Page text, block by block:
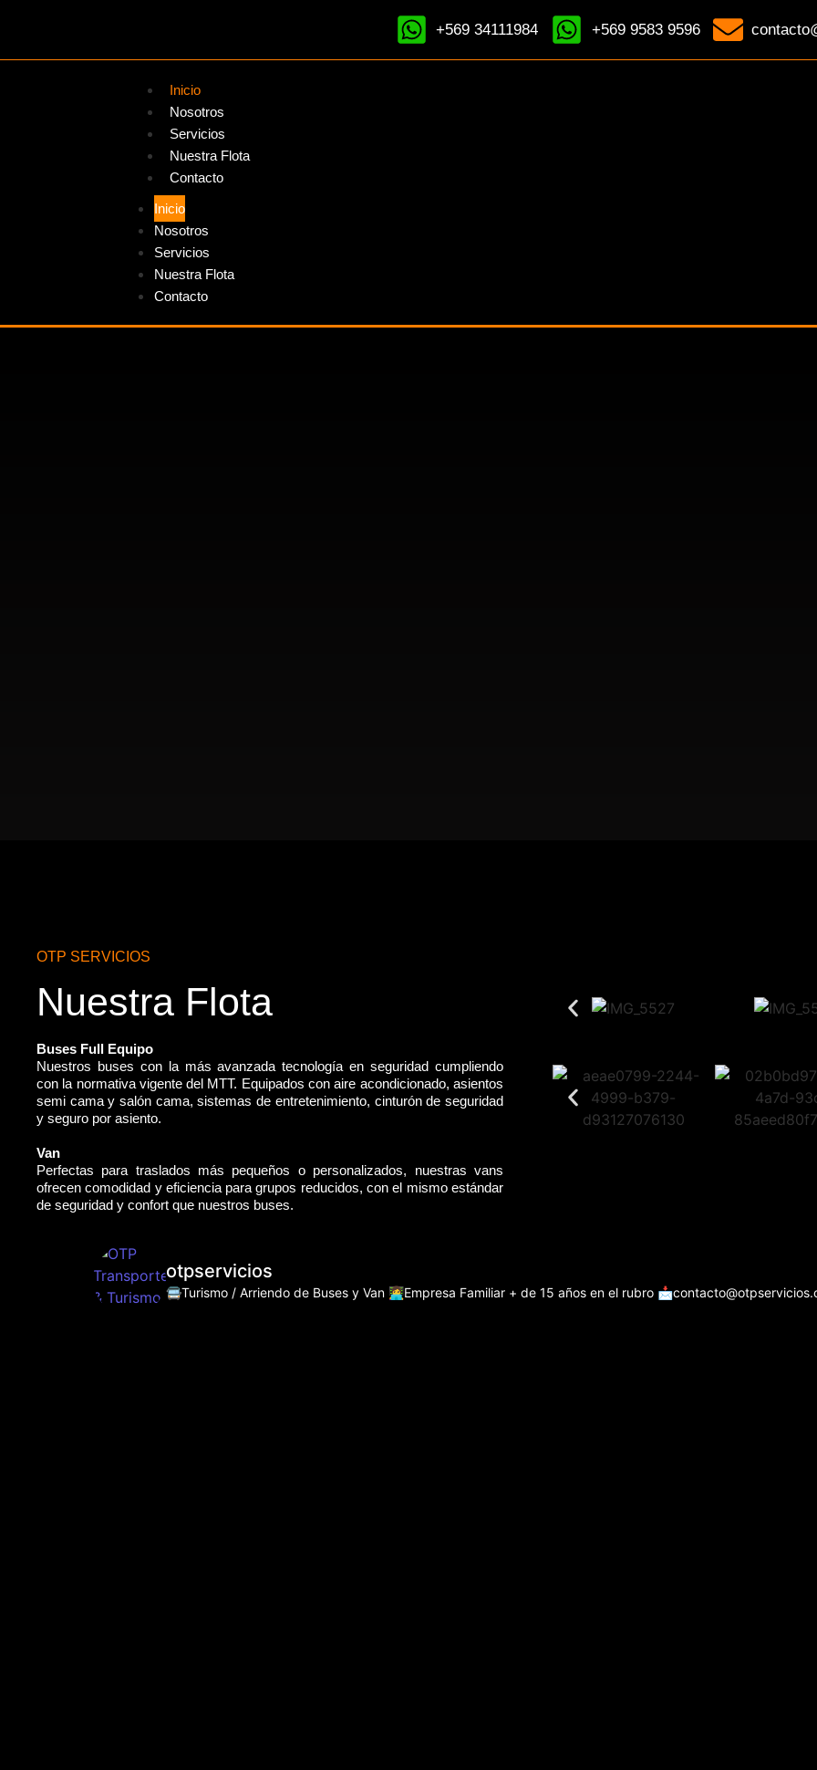
+569 34111984 +569 9583 9596
Inicio
Nosotros
Servicios
Nuestra Flota
Contacto
Inicio
Nosotros
Servicios
Nuestra Flota
Contacto
OTP SERVICIOS
Nuestra Flota
Buses Full Equipo
Nuestros buses con la más avanzada tecnología en seguridad cumpliendo
con la normativa vigente del MTT. Equipados con aire acondicionado, asientos
semi cama y salón cama, sistemas de entretenimiento, cinturón de seguridad
y seguro por asiento.
Van
Perfectas para traslados más pequeños o personalizados, nuestras vans
ofrecen comodidad y eficiencia para grupos reducidos, con el mismo estándar
de seguridad y confort que nuestros buses.
otpservicios
🚍Turismo / Arriendo de Buses y Van 👩‍💻Empresa Familiar + de 15 años en el rubro